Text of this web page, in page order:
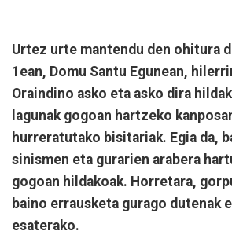
Urtez urte mantendu den ohitura
1ean, Domu Santu Egunean,
Oraindino asko eta asko dira
lagunak gogoan hartzeko
hurreratutako bisitariak. Egia da,
sinismen eta gurarien arabera
gogoan hildakoak. Horretara,
baino errausketa gurago dutenak
esaterako.